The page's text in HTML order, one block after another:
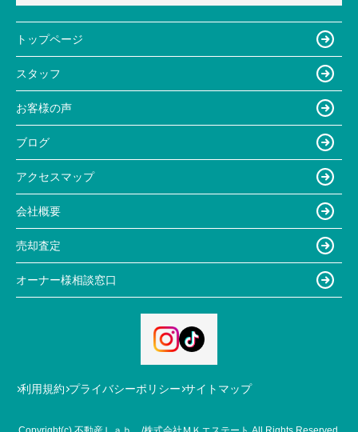
トップページ
スタッフ
お客様の声
ブログ
アクセスマップ
会社概要
売却査定
オーナー様相談窓口
利用規約 プライバシーポリシー サイトマップ